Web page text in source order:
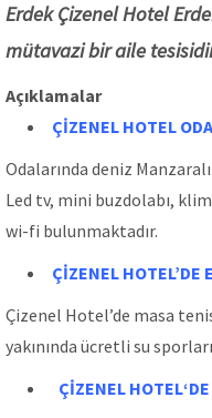
Erdek Çizenel Hotel
mütavazi bir aile
Açıklamalar
ÇİZENEL HOTEL
Odalarında deniz
Led tv, mini buzdolabı,
wi-fi bulunmaktadır.
ÇİZENEL HOTEL’DE
Çizenel Hotel’de masa
yakınında ücretli su
ÇİZENEL HOTEL‘DE